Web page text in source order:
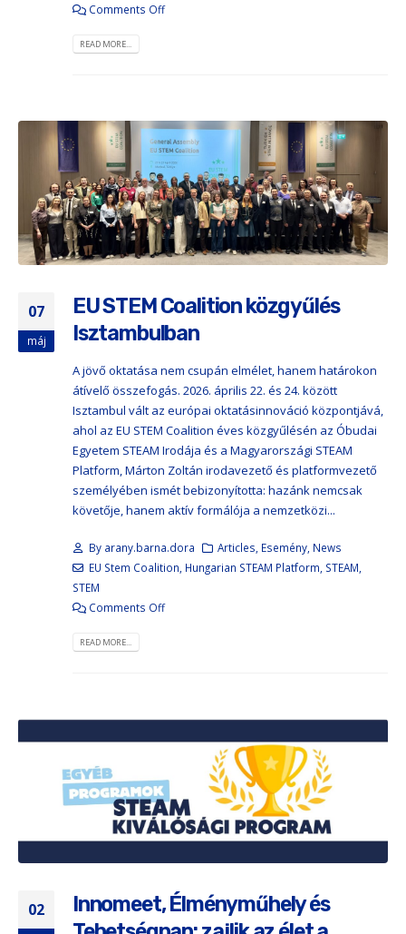
Comments Off
READ MORE...
07
máj
EU STEM Coalition közgyűlés
Isztambulban
A jövő oktatása nem csupán elmélet, hanem határokon
átívelő összefogás. 2026. április 22. és 24. között
Isztambul vált az európai oktatásinnováció központjává,
ahol az EU STEM Coalition éves közgyűlésén az Óbudai
Egyetem STEAM Irodája és a Magyarországi STEAM
Platform, Márton Zoltán irodavezető és platformvezető
személyében ismét bebizonyította: hazánk nemcsak
követője, hanem aktív formálója a nemzetközi...
By arany.barna.dora Articles Esemény News
EU Stem Coalition Hungarian STEAM Platform STEAM
STEM
Comments Off
READ MORE...
02
Innomeet, Élményműhely és